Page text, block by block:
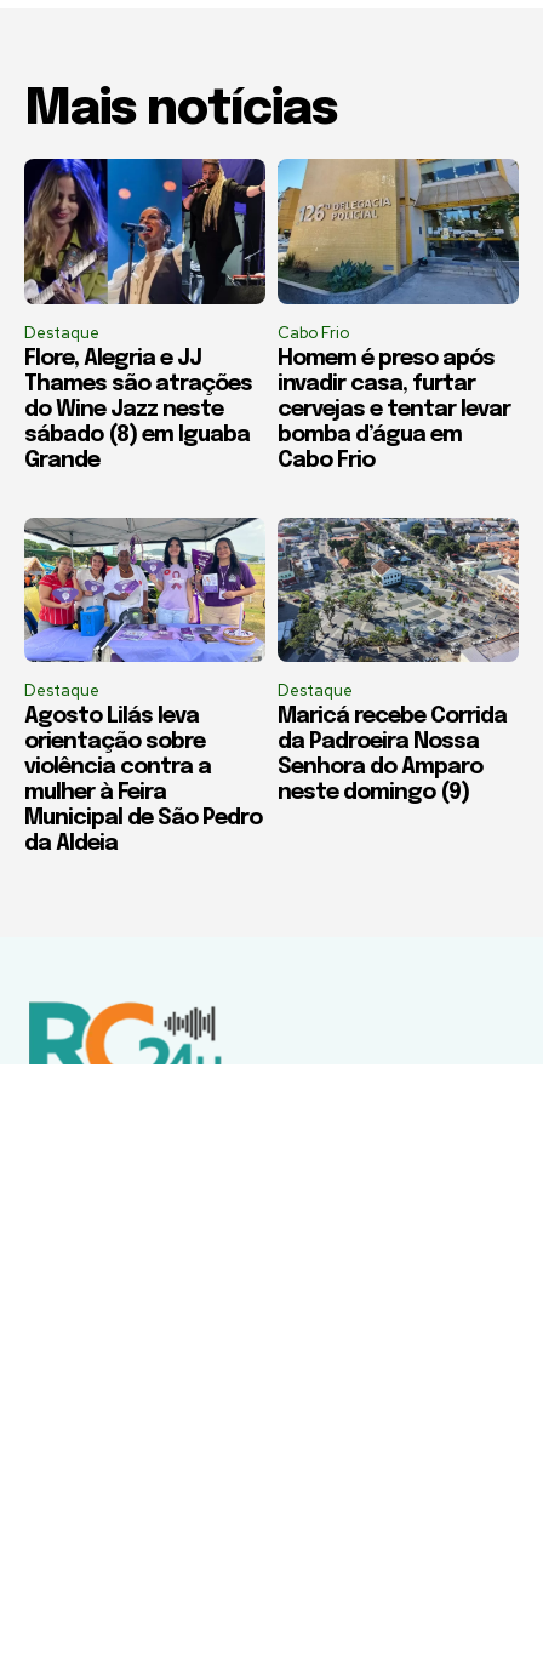
Mais notícias
Destaque
Flore, Alegria e JJ
Thames são atrações
do Wine Jazz neste
sábado (8) em Iguaba
Grande
Cabo Frio
Homem é preso após
invadir casa, furtar
cervejas e tentar levar
bomba d’água em
Cabo Frio
Destaque
Agosto Lilás leva
orientação sobre
violência contra a
mulher à Feira
Municipal de São Pedro
da Aldeia
Destaque
Maricá recebe Corrida
da Padroeira Nossa
Senhora do Amparo
neste domingo (9)